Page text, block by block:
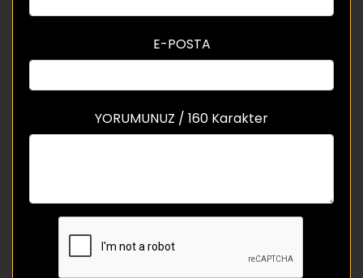
E-POSTA
YORUMUNUZ / 160 Karakter